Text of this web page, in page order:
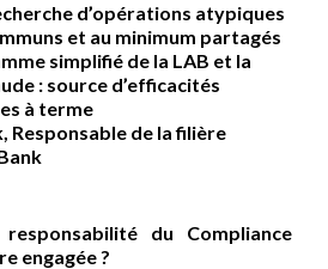
d’opérations atypiques
et au minimum partagés
simplifié de la LAB et la
: source d’efficacités
à terme
Responsable de la filière
responsabilité du Compliance
engagée ?